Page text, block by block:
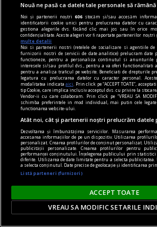
Dar trebuie să îi dăm societății
măcar a încercat. Sacrificiul lui
Teodor TIŢĂ
la răscruce de gînduri
Succesiunea
Nici Europa nu stă grozav
Nouă ne pasă ca datele tale personale să
Noi și partenerii noștri606 stocăm și/sau accesăm
identificatorii cookie unici pentru prelucrarea datelor cu
gestiona alegerile dvs. făcând clic mai jos sau în orice
confidențialitate. Aceste alegeri vor fi raportate partenerilor noștri
multe detalii
Noi si partenerii nostri (retelele de socializare si agentiile de
furnizorii nostri de servicii de date analitice) prelucram date
functioneze, pentru a personaliza continutul si anunturile
interesele si/sau profilul dvs., pentru a va oferi functionalitati
pentru a analiza traficul pe website. Beneficiati de drepturile
legatura cu prelucrarea datelor cu caracter personal.
modalitatea indicataaici
. Prin click pe “ACCEPT TOATE”,
tip Cookie, care implica inclusiv acceptul dvs. cu privire la
Vendor-ii cu care colaboram. Prin click pe “VREAU SA
schimba preferintele in mod individual, mai putin cele legate
functionarea website-ului.
Atât noi, cât și partenerii noștri prelucrăm datele
Dezvoltarea și îmbunătățirea serviciilor. Măsurarea
accesarea informațiilor de pe un dispozitiv. Utilizarea
personalizat. Crearea profilurilor de conținut personalizat.
publicității personalizate. Crearea profilurilor pentru
performanței conținutului. Înțelegerea publicului prin statistici
diferite. Utilizarea de date limitate pentru a selecta
a selecta conținutul. Date precise de geolocație și identificarea
Listă parteneri (furnizori)
ACCEPT TOATE
VREAU SA MODIFIC SETARILE